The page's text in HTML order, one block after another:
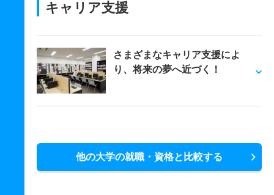
キャリア支援
さまざまなキャリア支援によ
り、将来の夢へ近づく！
他の大学の就職・資格と比較する